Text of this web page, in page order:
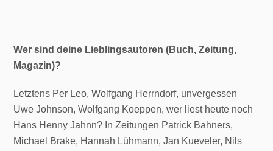
Wer sind deine Lieblingsautoren (Buch, Zeitung,
Magazin)?
Letztens Per Leo, Wolfgang Herrndorf, unvergessen
Uwe Johnson, Wolfgang Koeppen, wer liest heute noch
Hans Henny Jahnn? In Zeitungen Patrick Bahners,
Michael Brake, Hannah Lühmann, Jan Kueveler, Nils